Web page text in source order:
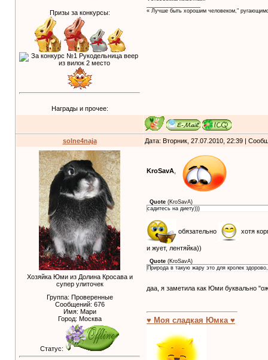
Призы за конкурсы:
Награды и прочее:
« Лучше быть хорошим человеком,"
solne4naja Дата: Вторник, 27.07.2010, 22:39 |
Хозяйка Юми из Долина Кросава и
супер улиточек
Группа: Проверенные
Сообщений: 676
Имя: Мари
Город: Москва
Статус:
KroSavA
Quote (KroSavA)
садитесь на диету)))
обязательно хотя
и жует, лентяйка))
Quote (KroSavA)
Природа в такую жару это для кролек
даа, я заметила как Юми буквально
♥ Моя сладкая Юмка ♥